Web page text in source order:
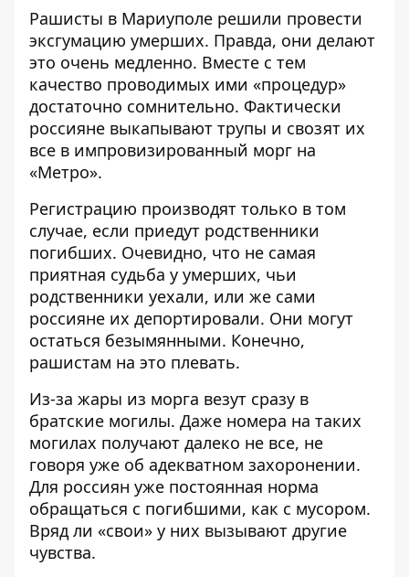
Рашисты в Мариуполе решили провести
эксгумацию умерших. Правда, они делают
это очень медленно. Вместе с тем
качество проводимых ими «процедур»
достаточно сомнительно. Фактически
россияне выкапывают трупы и свозят их
все в импровизированный морг на
«Метро».
Регистрацию производят только в том
случае, если приедут родственники
погибших. Очевидно, что не самая
приятная судьба у умерших, чьи
родственники уехали, или же сами
россияне их депортировали. Они могут
остаться безымянными. Конечно,
рашистам на это плевать.
Из-за жары из морга везут сразу в
братские могилы. Даже номера на таких
могилах получают далеко не все, не
говоря уже об адекватном захоронении.
Для россиян уже постоянная норма
обращаться с погибшими, как с мусором.
Вряд ли «свои» у них вызывают другие
чувства.